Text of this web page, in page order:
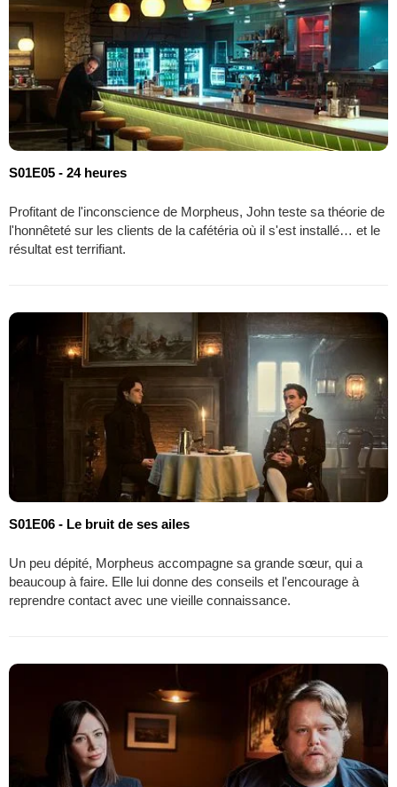
S01E05 - 24 heures
Profitant de l'inconscience de Morpheus, John teste sa théorie de
l'honnêteté sur les clients de la cafétéria où il s'est installé… et le
résultat est terrifiant.
S01E06 - Le bruit de ses ailes
Un peu dépité, Morpheus accompagne sa grande sœur, qui a
beaucoup à faire. Elle lui donne des conseils et l'encourage à
reprendre contact avec une vieille connaissance.